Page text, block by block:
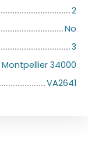
2
No
3
Montpellier 34000
VA2641